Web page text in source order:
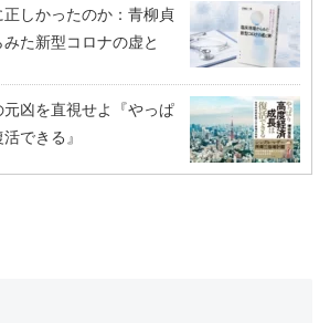
しかったのか：青柳貞
た新型コロナの虚と
凶を直視せよ『やっぱ
できる』